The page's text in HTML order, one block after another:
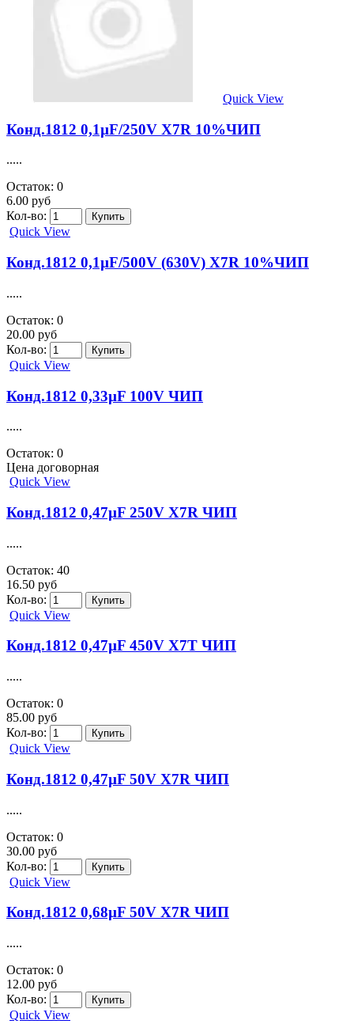
Quick View
Конд.1812 0,1µF/250V X7R 10%ЧИП
.....
Остаток: 0
6.00 руб
Кол-во:
Quick View
Конд.1812 0,1µF/500V (630V) X7R 10%ЧИП
.....
Остаток: 0
20.00 руб
Кол-во:
Quick View
Конд.1812 0,33µF 100V ЧИП
.....
Остаток: 0
Цена договорная
Quick View
Конд.1812 0,47µF 250V X7R ЧИП
.....
Остаток: 40
16.50 руб
Кол-во:
Quick View
Конд.1812 0,47µF 450V X7T ЧИП
.....
Остаток: 0
85.00 руб
Кол-во:
Quick View
Конд.1812 0,47µF 50V X7R ЧИП
.....
Остаток: 0
30.00 руб
Кол-во:
Quick View
Конд.1812 0,68µF 50V X7R ЧИП
.....
Остаток: 0
12.00 руб
Кол-во:
Quick View